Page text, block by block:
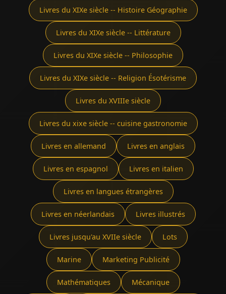
Livres du XIXe siècle -- Histoire Géographie
Livres du XIXe siècle -- Littérature
Livres du XIXe siècle -- Philosophie
Livres du XIXe siècle -- Religion Ésotérisme
Livres du XVIIIe siècle
Livres du xixe siècle -- cuisine gastronomie
Livres en allemand Livres en anglais
Livres en espagnol Livres en italien
Livres en langues étrangères
Livres en néerlandais Livres illustrés
Livres jusqu'au XVIIe siècle Lots
Marine Marketing Publicité
Mathématiques Mécanique